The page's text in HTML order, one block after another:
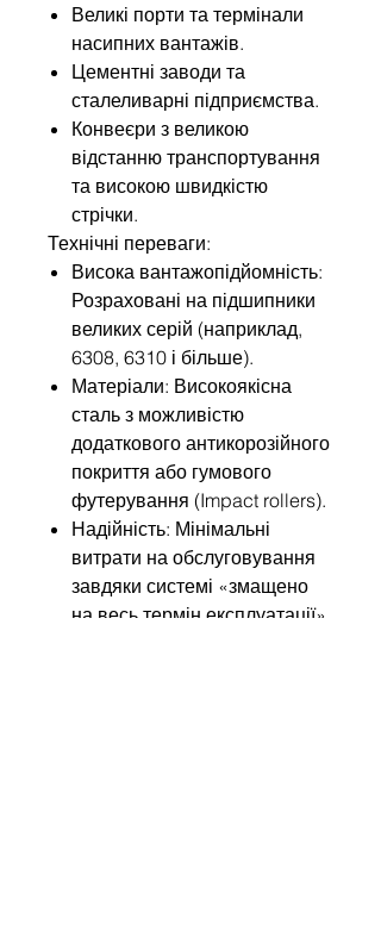
Великі порти та термінали
насипних вантажів.
Цементні заводи та
сталеливарні підприємства.
Конвеєри з великою
відстанню транспортування
та високою швидкістю
стрічки.
Технічні переваги:
Висока вантажопідйомність:
Розраховані на підшипники
великих серій (наприклад,
6308, 6310 і більше).
Матеріали: Високоякісна
сталь з можливістю
додаткового антикорозійного
покриття або гумового
футерування (Impact rollers).
Надійність: Мінімальні
витрати на обслуговування
завдяки системі «змащено
на весь термін експлуатації».